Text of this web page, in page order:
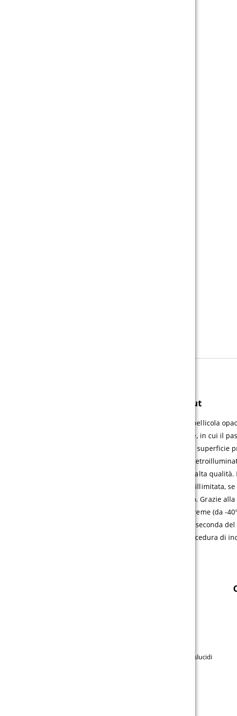
Lettere adesive con pellicola blockout
Pubblicità luminosa come da una sola fonte. La pellicola
delle applicazioni speciali con retroilluminazione, in cui il
tempo stesso, la struttura lucida come seta della
blockout, si possono decorare superfici di vetro
trasformano in supporti pubblicitari luminosi di alta
facilmente misurabile, ha una durata pressoché illimitata,
detersivi comunemente disponibili in commercio. Grazie
le quali sono resistenti anche a temperature estreme (da -
adatte anche a un utilizzo in ambienti esterni. A seconda
bianco o bianco/nero. Per evitare tensioni, la procedura di
Per pubblicità luminosa con tessuti estensibili traslucidi